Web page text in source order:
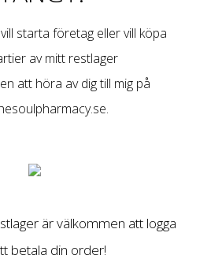
starta företag eller vill köpa
av mitt restlager
att höra av dig till mig på
.
är välkommen att logga
betala din order!